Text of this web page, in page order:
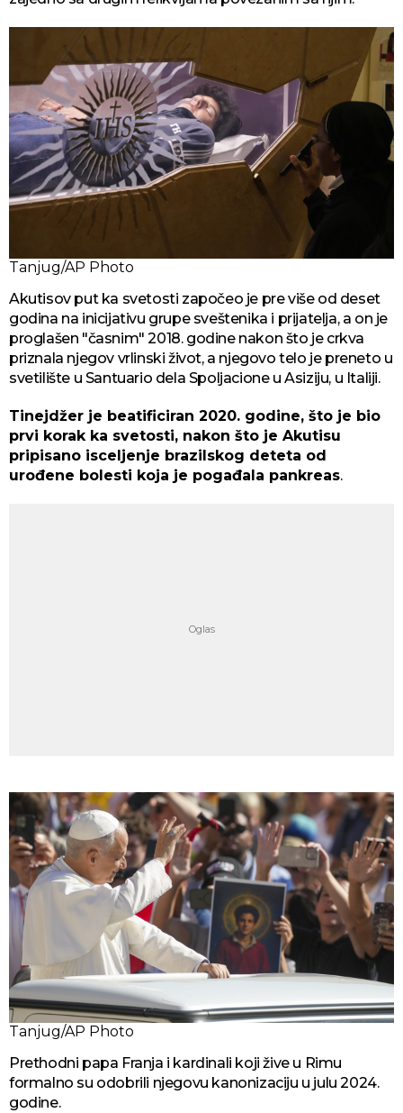
Tanjug/AP Photo
Akutisov put ka svetosti započeo je pre više od deset
godina na inicijativu grupe sveštenika i prijatelja, a on je
proglašen "časnim" 2018. godine nakon što je crkva
priznala njegov vrlinski život, a njegovo telo je preneto u
svetilište u Santuario dela Spoljacione u Asiziju, u Italiji.
Tinejdžer je beatificiran 2020. godine, što je bio
prvi korak ka svetosti, nakon što je Akutisu
pripisano isceljenje brazilskog deteta od
urođene bolesti koja je pogađala pankreas.
Tanjug/AP Photo
Prethodni papa Franja i kardinali koji žive u Rimu
formalno su odobrili njegovu kanonizaciju u julu 2024.
godine.